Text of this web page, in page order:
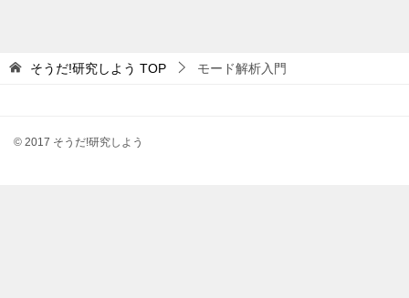
そうだ!研究しよう TOP モード解析入門
© 2017 そうだ!研究しよう